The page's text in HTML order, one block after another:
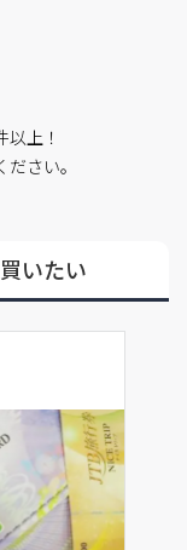
上！
さい。
買いたい